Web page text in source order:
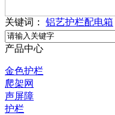
关键词： 铝艺护栏配电箱
产品中心
金色护栏
爬架网
声屏障
护栏